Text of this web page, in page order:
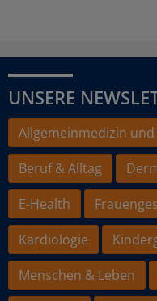
UNSERE
Allgemeinmedizin
Beruf & Alltag
E-Health
Kardiologie
Menschen & Leben